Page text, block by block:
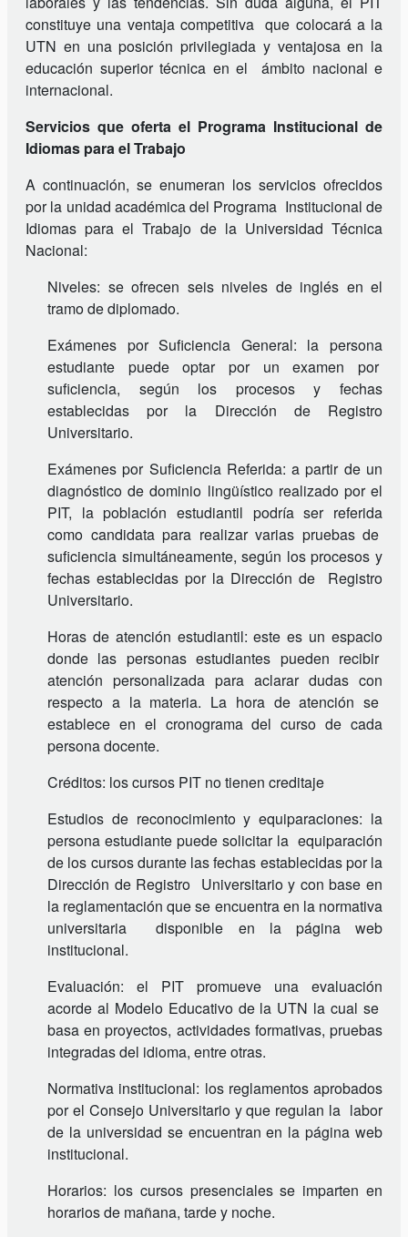
constituye una ventaja competitiva que colocará a la
UTN en una posición privilegiada y ventajosa en la
educación superior técnica en el ámbito nacional e
internacional.
Servicios que oferta el Programa Institucional de
Idiomas para el Trabajo
A continuación, se enumeran los servicios ofrecidos
por la unidad académica del Programa Institucional de
Idiomas para el Trabajo de la Universidad Técnica
Nacional:
Niveles: se ofrecen seis niveles de inglés en el
tramo de diplomado.
Exámenes por Suficiencia General: la persona
estudiante puede optar por un examen por
suficiencia, según los procesos y fechas
establecidas por la Dirección de Registro
Universitario.
Exámenes por Suficiencia Referida: a partir de un
diagnóstico de dominio lingüístico realizado por el
PIT, la población estudiantil podría ser referida
como candidata para realizar varias pruebas de
suficiencia simultáneamente, según los procesos y
fechas establecidas por la Dirección de Registro
Universitario.
Horas de atención estudiantil: este es un espacio
donde las personas estudiantes pueden recibir
atención personalizada para aclarar dudas con
respecto a la materia. La hora de atención se
establece en el cronograma del curso de cada
persona docente.
Créditos: los cursos PIT no tienen creditaje
Estudios de reconocimiento y equiparaciones: la
persona estudiante puede solicitar la equiparación
de los cursos durante las fechas establecidas por la
Dirección de Registro Universitario y con base en
la reglamentación que se encuentra en la normativa
universitaria disponible en la página web
institucional.
Evaluación: el PIT promueve una evaluación
acorde al Modelo Educativo de la UTN la cual se
basa en proyectos, actividades formativas, pruebas
integradas del idioma, entre otras.
Normativa institucional: los reglamentos aprobados
por el Consejo Universitario y que regulan la labor
de la universidad se encuentran en la página web
institucional.
Horarios: los cursos presenciales se imparten en
horarios de mañana, tarde y noche.